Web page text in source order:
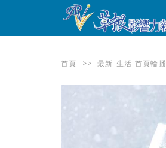
首頁 >> 最新 生活 首頁輪播